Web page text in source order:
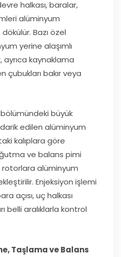
halkası, baralar,
alüminyum
Bazı özel
yerine alaşımlı
ayrıca kaynaklama
bakır veya
büyük
edilen alüminyum
kalıplara göre
ve balans pimi
alüminyum
Enjeksiyon işlemi
açısı, uç halkası
belli aralıklarla kontrol
Taşlama ve Balans